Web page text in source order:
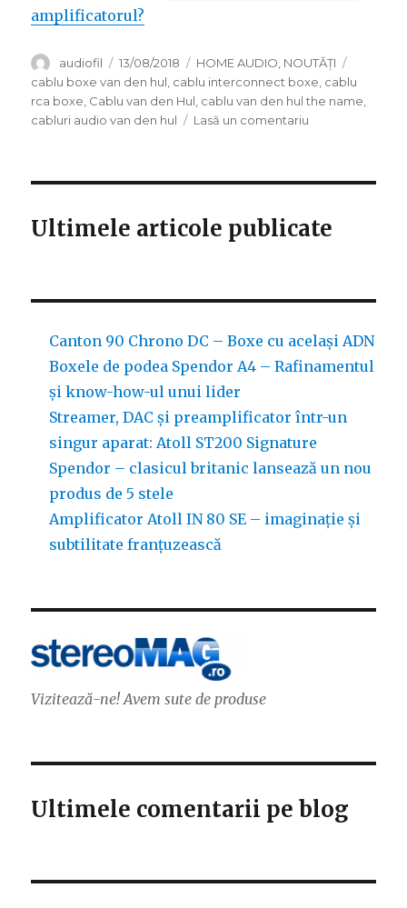
amplificatorul?
Autor
audiofil
Publicat
pe
13/08/2018 Categorii
HOME AUDIO NOUTĂȚI
cablu boxe van den hul cablu interconnect boxe cablu
rca boxe Cablu van den Hul cablu van den hul the name
cabluri audio van den hul
Lasă un comentariu
–
Ultimele articole publicate
Canton 90 Chrono DC – Boxe cu același ADN
Boxele de podea Spendor A4 – Rafinamentul
și know-how-ul unui lider
Streamer, DAC și preamplificator într-un
singur aparat: Atoll ST200 Signature
Spendor – clasicul britanic lansează un nou
produs de 5 stele
Amplificator Atoll IN 80 SE – imaginație și
subtilitate franțuzească
Vizitează-ne! Avem sute de produse
Ultimele comentarii pe blog